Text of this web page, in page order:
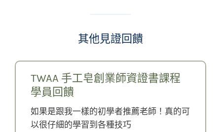
其他見證回饋
TWAA 手工皂創業師資證書課程
學員回饋
如果是跟我一樣的初學者推薦老師！真的可
以很仔細的學習到各種技巧